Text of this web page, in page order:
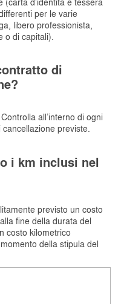
per le varie
libero professionista,
o di capitali).
di
all’interno di ogni
previste.
i km inclusi nel
previsto un costo
fine della durata del
costo kilometrico
della stipula del